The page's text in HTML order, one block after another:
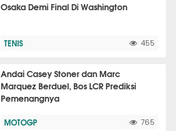
Osaka Demi Final Di Washington
TENIS 455
Andai Casey Stoner dan Marc
Marquez Berduel, Bos LCR Prediksi
Pemenangnya
MOTOGP 765